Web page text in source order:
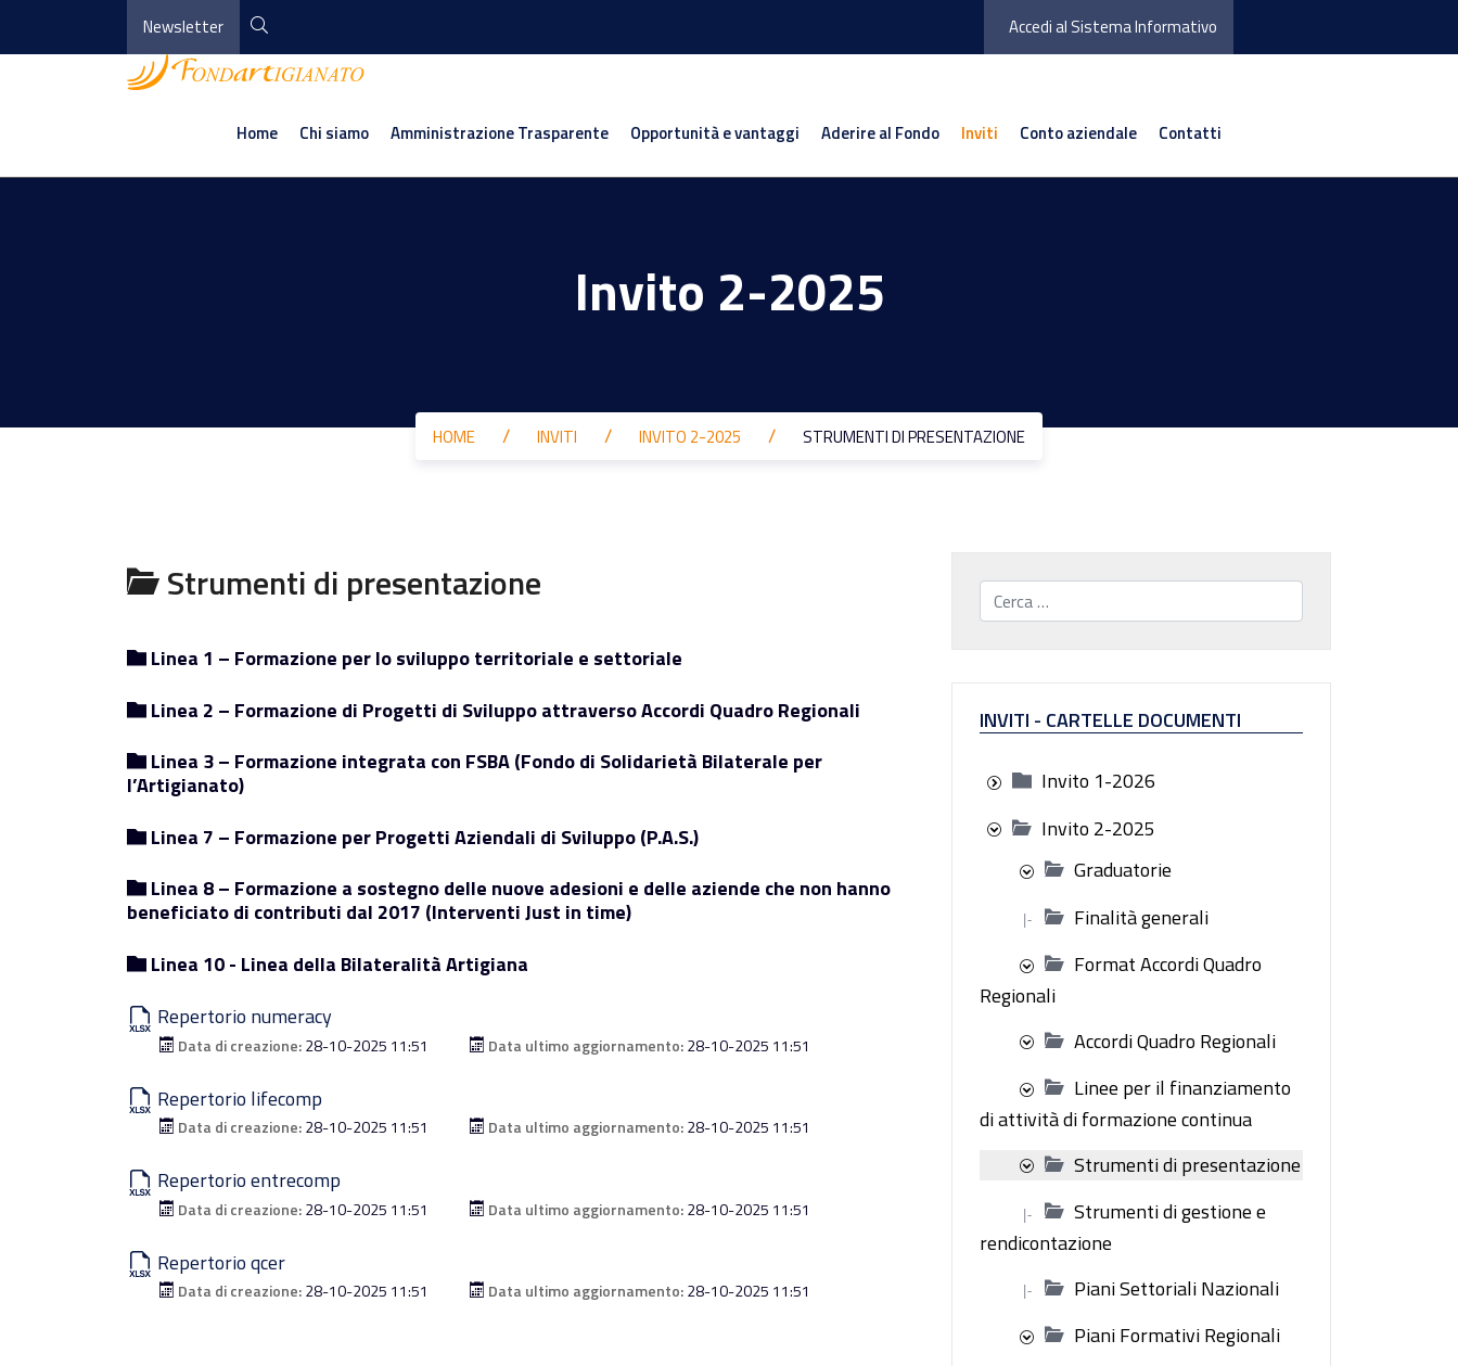
Newsletter Accedi al Sistema Informativo
Home Chi siamo Amministrazione Trasparente Opportunità e vantaggi Aderire al Fondo Inviti Conto aziendale Contatti
Invito 2-2025
HOME INVITI INVITO 2-2025 STRUMENTI DI PRESENTAZIONE
Strumenti di presentazione
Linea 1 – Formazione per lo sviluppo territoriale e settoriale
Linea 2 – Formazione di Progetti di Sviluppo attraverso Accordi Quadro Regionali
Linea 3 – Formazione integrata con FSBA (Fondo di Solidarietà Bilaterale per
l’Artigianato)
Linea 7 – Formazione per Progetti Aziendali di Sviluppo (P.A.S.)
Linea 8 – Formazione a sostegno delle nuove adesioni e delle aziende che non hanno
beneficiato di contributi dal 2017 (Interventi Just in time)
Linea 10 - Linea della Bilateralità Artigiana
Repertorio numeracy
Data di creazione:28-10-2025 11:51 Data ultimo aggiornamento:28-10-2025 11:51
Repertorio lifecomp
Data di creazione:28-10-2025 11:51 Data ultimo aggiornamento:28-10-2025 11:51
Repertorio entrecomp
Data di creazione:28-10-2025 11:51 Data ultimo aggiornamento:28-10-2025 11:51
Repertorio qcer
Data di creazione:28-10-2025 11:51 Data ultimo aggiornamento:28-10-2025 11:51
Cerca...
INVITI - CARTELLE DOCUMENTI
Invito 1-2026
Invito 2-2025
Graduatorie
|-
Finalità generali
Format Accordi Quadro
Regionali
Accordi Quadro Regionali
Linee per il finanziamento
di attività di formazione continua
Strumenti di presentazione
|-
Strumenti di gestione e
rendicontazione
|-
Piani Settoriali Nazionali
Piani Formativi Regionali